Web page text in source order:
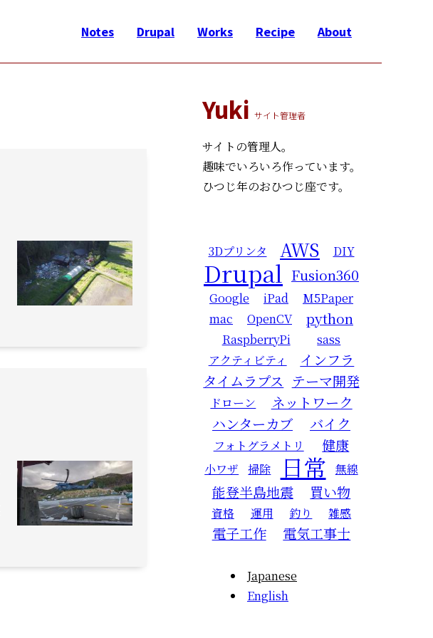
ン
Notes Drupal Works Recipe About
Yuki サイト管理者
サイトの管理人。
趣味でいろいろ作っています。
ひつじ年のおひつじ座です。
3Dプリンタ AWS DIY
Drupal Fusion360
Google iPad
M5Paper
mac
OpenCV python
RaspberryPi
sass
アクティビティ
インフラ
タイムラプス テーマ開発
ドローン
ネットワーク
ハンターカブ
バイク
フォトグラメトリ 健康
小ワザ 掃除 日常 無線
能登半島地震 買い物
資格 運用 釣り 雑感
電子工作 電気工事士
Japanese
English